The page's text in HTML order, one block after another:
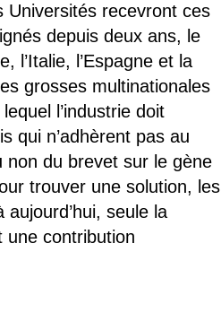
Universités recevront ces
depuis deux ans, le
l’Italie, l’Espagne et la
grosses multinationales
l’industrie doit
qui n’adhèrent pas au
non du brevet sur le gène
trouver une solution, les
seule la
une contribution